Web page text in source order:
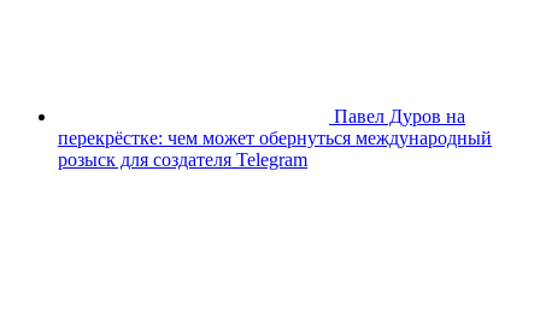
Павел Дуров на
перекрёстке: чем может обернуться международный
розыск для создателя Telegram